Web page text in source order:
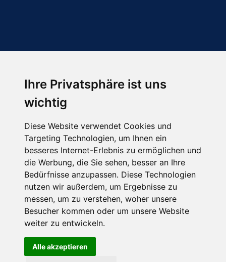
Ihre Privatsphäre ist uns
wichtig
Diese Website verwendet Cookies und
Targeting Technologien, um Ihnen ein
besseres Internet-Erlebnis zu ermöglichen und
die Werbung, die Sie sehen, besser an Ihre
Bedürfnisse anzupassen. Diese Technologien
nutzen wir außerdem, um Ergebnisse zu
messen, um zu verstehen, woher unsere
Besucher kommen oder um unsere Website
weiter zu entwickeln.
Alle akzeptieren
Hier finden Sie uns auch
Abonnieren Sie unseren Newsletter
Email*